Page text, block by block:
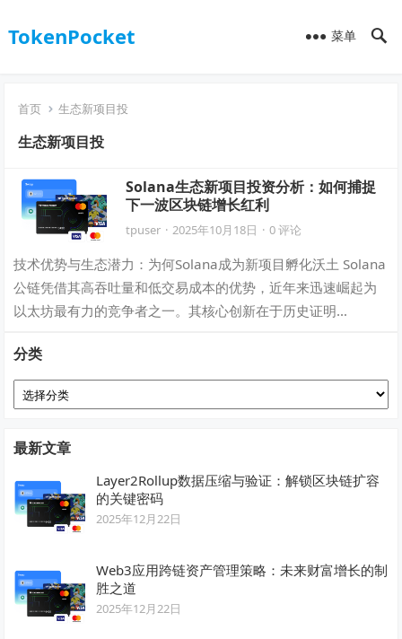
TokenPocket 菜单
首页 生态新项目投
生态新项目投
Solana生态新项目投资分析：如何捕捉
下一波区块链增长红利
tpuser · 2025年10月18日 · 0 评论
技术优势与生态潜力：为何Solana成为新项目孵化沃土 Solana
公链凭借其高吞吐量和低交易成本的优势，近年来迅速崛起为
以太坊最有力的竞争者之一。其核心创新在于历史证明
分类
分
类
最新文章
Layer2Rollup数据压缩与验证：解锁区块链扩容
的关键密码
2025年12月22日
Web3应用跨链资产管理策略：未来财富增长的制
胜之道
2025年12月22日